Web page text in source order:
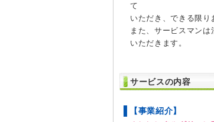
て
いただき、できる限り
また、サービスマン
いただきます。
サービスの内容
【事業紹介】